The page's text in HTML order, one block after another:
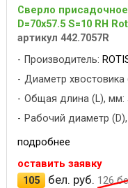
Сверло
D=70x57.5 S=10 RH
артикул 442.7057R
Производитель:
Диаметр хвостовика
Общая длина (L), мм:
Рабочий диаметр
подробнее
оставить заявку
105
бел. руб. 126